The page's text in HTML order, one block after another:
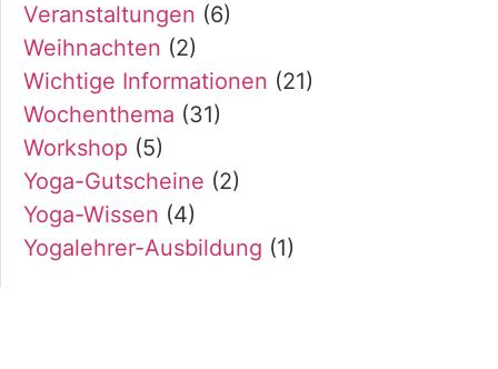
Veranstaltungen (6)
Weihnachten (2)
Wichtige Informationen (21)
Wochenthema (31)
Workshop (5)
Yoga-Gutscheine (2)
Yoga-Wissen (4)
Yogalehrer-Ausbildung (1)